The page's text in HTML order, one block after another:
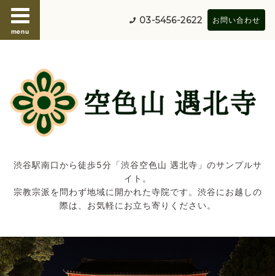
menu
03-5456-2622 お問い合わせ
渋谷駅南口から徒歩5分「渋谷空色山 遇北寺」のサンプルサ
イト。
宗教宗派を問わず地域に開かれた寺院です。渋谷にお越しの
際は、お気軽にお立ち寄りください。